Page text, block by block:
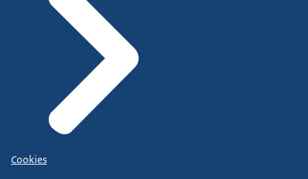
Cookies